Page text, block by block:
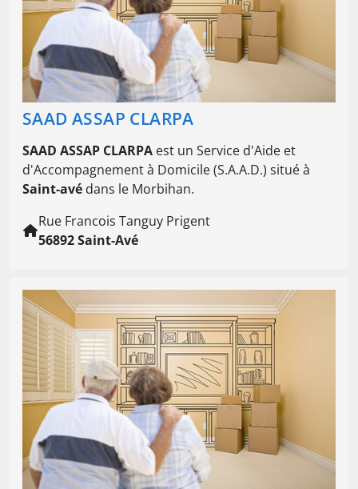
SAAD ASSAP CLARPA
SAAD ASSAP CLARPA est un Service d'Aide et
d'Accompagnement à Domicile (S.A.A.D.) situé à
Saint-avé dans le Morbihan.
Rue Francois Tanguy Prigent
56892 Saint-Avé